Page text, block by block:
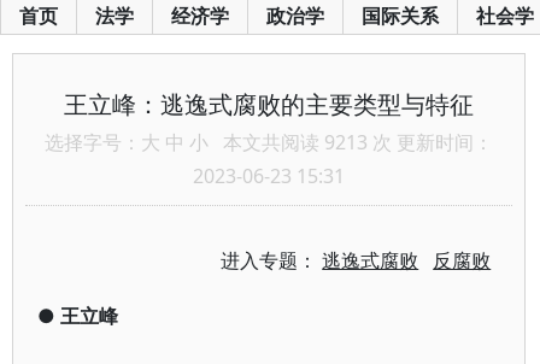
首页 法学 经济学 政治学 国际关系 社会学
王立峰：逃逸式腐败的主要类型与特征
选择字号： 大 中 小 本文共阅读 9213 次 更新时间：
2023-06-23 15:31
进入专题：逃逸式腐败 反腐败
● 王立峰